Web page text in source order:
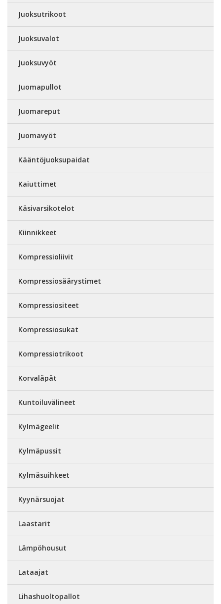
Juoksutrikoot
Juoksuvalot
Juoksuvyöt
Juomapullot
Juomareput
Juomavyöt
Kääntöjuoksupaidat
Kaiuttimet
Käsivarsikotelot
Kiinnikkeet
Kompressioliivit
Kompressiosäärystimet
Kompressiositeet
Kompressiosukat
Kompressiotrikoot
Korvaläpät
Kuntoiluvälineet
Kylmägeelit
Kylmäpussit
Kylmäsuihkeet
Kyynärsuojat
Laastarit
Lämpöhousut
Lataajat
Lihashuoltopallot